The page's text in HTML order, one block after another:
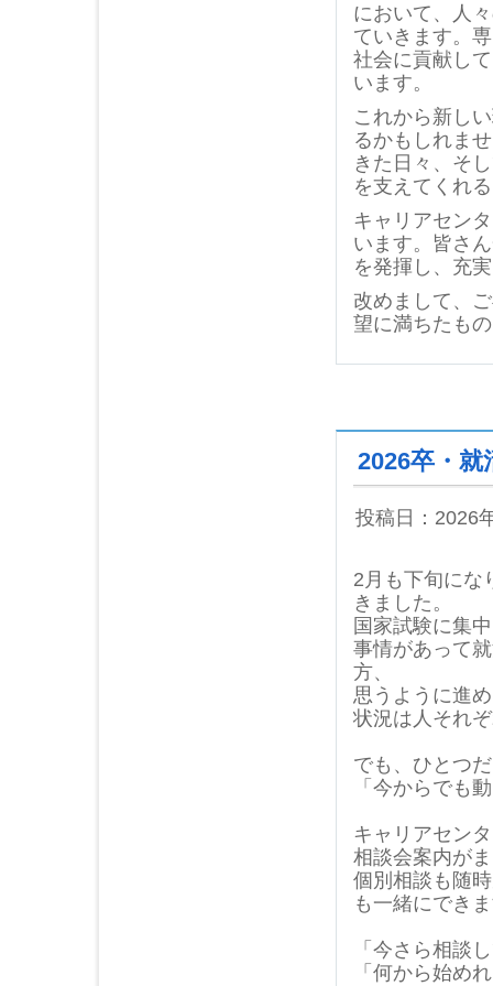
において、人
ていきます。
社会に貢献し
います。
これから新し
るかもしれま
きた日々、そ
を支えてくれ
キャリアセン
います。皆さ
を発揮し、充
改めまして、
望に満ちたも
2026卒・
投稿日：2026
2月も下旬にな
きました。
国家試験に集
事情があって
方、
思うように進
状況は人それ
でも、ひとつ
「今からでも
キャリアセン
相談会案内が
個別相談も随
も一緒にでき
「今さら相談
「何から始め